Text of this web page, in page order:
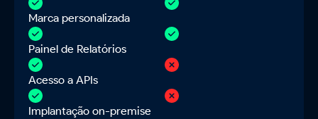
Marca personalizada
Painel de Relatórios
Acesso a APIs
Implantação on-premise